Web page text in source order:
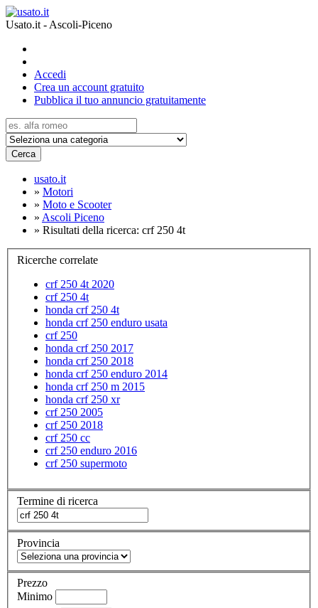
Usato.it - Ascoli-Piceno
Accedi
Crea un account gratuito
Pubblica il tuo annuncio gratuitamente
Cerca
usato.it
» Motori
» Moto e Scooter
» Ascoli Piceno
» Risultati della ricerca: crf 250 4t
Ricerche correlate
crf 250 4t 2020
crf 250 4t
honda crf 250 4t
honda crf 250 enduro usata
crf 250
honda crf 250 2017
honda crf 250 2018
honda crf 250 enduro 2014
honda crf 250 m 2015
honda crf 250 xr
crf 250 2005
crf 250 2018
crf 250 cc
crf 250 enduro 2016
crf 250 supermoto
Termine di ricerca
Provincia
Prezzo
Minimo